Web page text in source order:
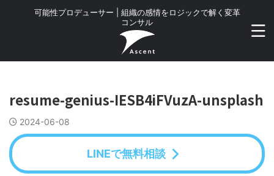
可能性プロデューサー | 組織の感情をロジックで解く変革
コンサル
resume-genius-IESB4iFVuzA-unsplash
2024-06-08
LINEで無料相談